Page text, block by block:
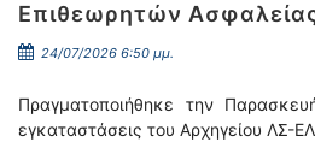
Επιθεωρητών
24/07/2026 6:50 μμ.
Πραγματοποιήθηκε την
εγκαταστάσεις του Αρχηγείου ΛΣ-